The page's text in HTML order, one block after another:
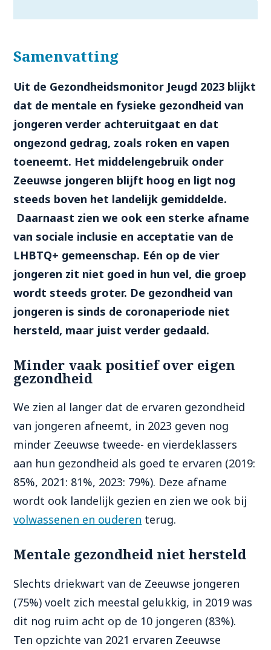
Samenvatting
Uit de Gezondheidsmonitor Jeugd 2023 blijkt
dat de mentale en fysieke gezondheid van
jongeren verder achteruitgaat en dat
ongezond gedrag, zoals roken en vapen
toeneemt. Het middelengebruik onder
Zeeuwse jongeren blijft hoog en ligt nog
steeds boven het landelijk gemiddelde.
Daarnaast zien we ook een sterke afname
van sociale inclusie en acceptatie van de
LHBTQ+ gemeenschap. Eén op de vier
jongeren zit niet goed in hun vel, die groep
wordt steeds groter. De gezondheid van
jongeren is sinds de coronaperiode niet
hersteld, maar juist verder gedaald.
Minder vaak positief over eigen
gezondheid
We zien al langer dat de ervaren gezondheid
van jongeren afneemt, in 2023 geven nog
minder Zeeuwse tweede- en vierdeklassers
aan hun gezondheid als goed te ervaren (2019:
85%, 2021: 81%, 2023: 79%). Deze afname
wordt ook landelijk gezien en zien we ook bij
volwassenen en ouderen terug.
Mentale gezondheid niet hersteld
Slechts driekwart van de Zeeuwse jongeren
(75%) voelt zich meestal gelukkig, in 2019 was
dit nog ruim acht op de 10 jongeren (83%).
Ten opzichte van 2021 ervaren Zeeuwse